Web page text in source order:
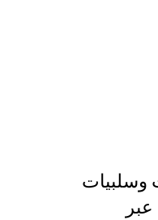
وسلبيات